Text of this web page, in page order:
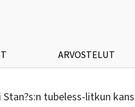
ARVOSTELUT
tubeless-litkun